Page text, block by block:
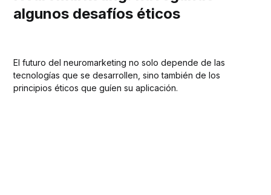
algunos desafíos éticos
El futuro del neuromarketing no solo depende de las
tecnologías que se desarrollen, sino también de los
principios éticos que guíen su aplicación.